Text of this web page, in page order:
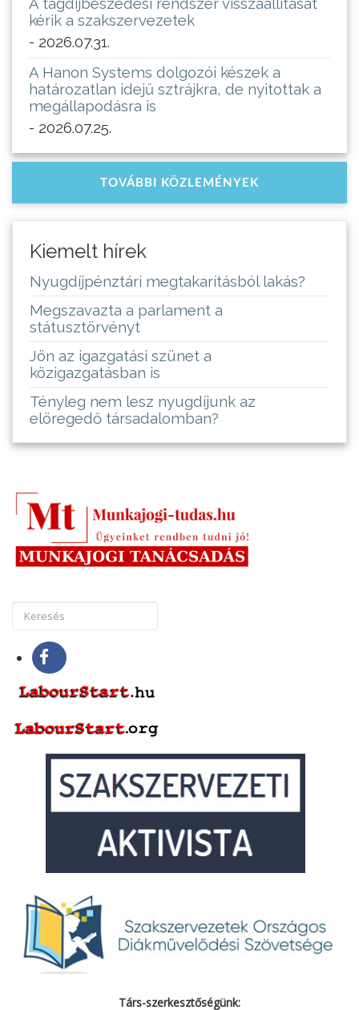
kérik a szakszervezetek
- 2026.07.31.
A Hanon Systems dolgozói készek a
határozatlan idejű sztrájkra, de nyitottak a
megállapodásra is
- 2026.07.25.
TOVÁBBI KÖZLEMÉNYEK
Kiemelt hírek
Nyugdíjpénztári megtakarításból lakás?
Megszavazta a parlament a
státusztörvényt
Jön az igazgatási szünet a
közigazgatásban is
Tényleg nem lesz nyugdíjunk az
elöregedő társadalomban?
Társ-szerkesztőségünk: